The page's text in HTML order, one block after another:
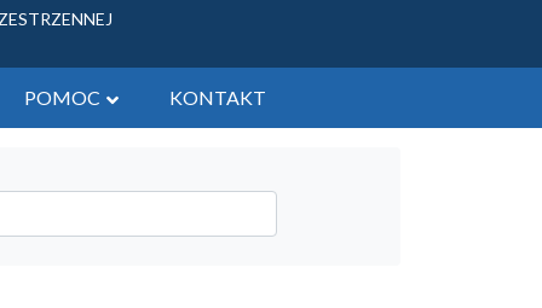
POMOC KONTAKT